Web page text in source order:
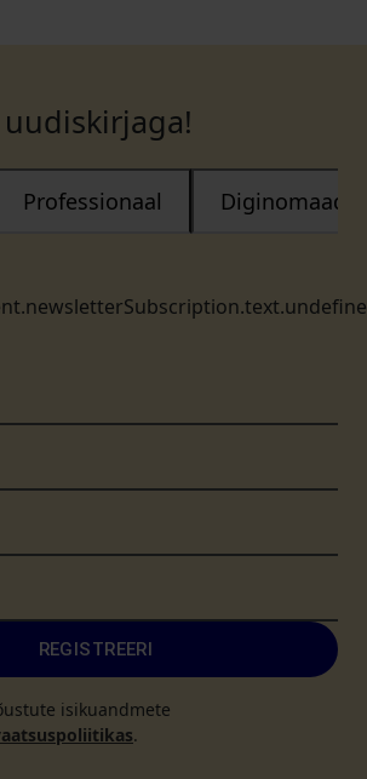
Professionaal Diginomaad
REGISTREERI
isikuandmete
.